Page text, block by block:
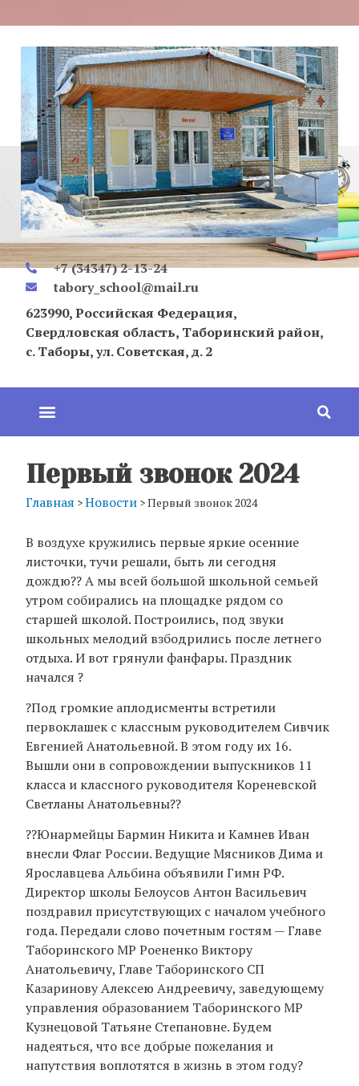
+7 (34347) 2-13-24
tabory_school@mail.ru
623990, Российская Федерация,
Свердловская область, Таборинский район,
с. Таборы, ул. Советская, д. 2
Первый звонок 2024
Главная >Новости >Первый звонок 2024
В воздухе кружились первые яркие осенние
листочки, тучи решали, быть ли сегодня
дождю?? А мы всей большой школьной семьей
утром собирались на площадке рядом со
старшей школой. Построились, под звуки
школьных мелодий взбодрились после летнего
отдыха. И вот грянули фанфары. Праздник
начался ?
?Под громкие аплодисменты встретили
первоклашек с классным руководителем Сивчик
Евгенией Анатольевной. В этом году их 16.
Вышли они в сопровождении выпускников 11
класса и классного руководителя Кореневской
Светланы Анатольевны?‍?
??Юнармейцы Бармин Никита и Камнев Иван
внесли Флаг России. Ведущие Мясников Дима и
Ярославцева Альбина объявили Гимн РФ.
Директор школы Белоусов Антон Васильевич
поздравил присутствующих с началом учебного
года. Передали слово почетным гостям — Главе
Таборинского МР Роененко Виктору
Анатольевичу, Главе Таборинского СП
Казаринову Алексею Андреевичу, заведующему
управления образованием Таборинского МР
Кузнецовой Татьяне Степановне. Будем
надеяться, что все добрые пожелания и
напутствия воплотятся в жизнь в этом году?